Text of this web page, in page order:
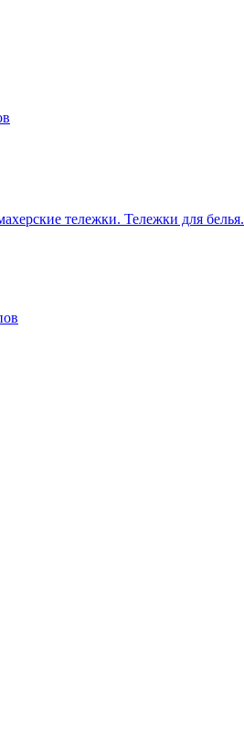
тележки. Тележки для белья.